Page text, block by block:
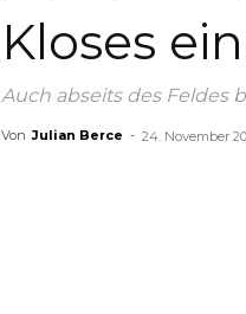
Kloses
Auch abseits des Feldes
Von Julian Berce - 24. November